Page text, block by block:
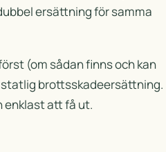
ersättning för samma
(om sådan finns och kan
brottsskadeersättning.
enklast att få ut.